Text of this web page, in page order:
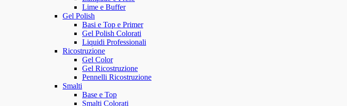
Lime e Buffer
Gel Polish
Basi e Top e Primer
Gel Polish Colorati
Liquidi Professionali
Ricostruzione
Gel Color
Gel Ricostruzione
Pennelli Ricostruzione
Smalti
Base e Top
Smalti Colorati